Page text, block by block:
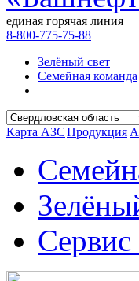
единая горячая линия
8-800-775-75-88
Зелёный свет
Семейная команда
Карта АЗСПродукция